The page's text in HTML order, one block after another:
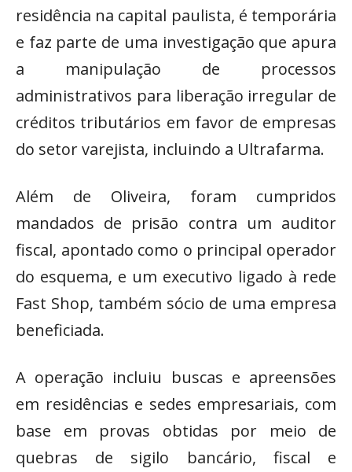
residência na capital paulista, é temporária
e faz parte de uma investigação que apura
a manipulação de processos
administrativos para liberação irregular de
créditos tributários em favor de empresas
do setor varejista, incluindo a Ultrafarma.
Além de Oliveira, foram cumpridos
mandados de prisão contra um auditor
fiscal, apontado como o principal operador
do esquema, e um executivo ligado à rede
Fast Shop, também sócio de uma empresa
beneficiada.
A operação incluiu buscas e apreensões
em residências e sedes empresariais, com
base em provas obtidas por meio de
quebras de sigilo bancário, fiscal e